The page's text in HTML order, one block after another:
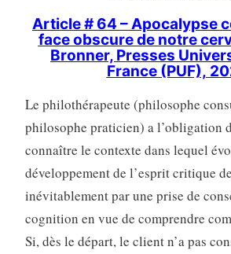
Article # 64 – Apocalypse
face obscure de notre
Bronner, Presses
France (PUF),
Le philothérapeute (philosophe
philosophe praticien) a l’obligation
connaître le contexte dans lequel
développement de l’esprit critique
inévitablement par une prise de
cognition en vue de comprendre
Si, dès le départ, le client n’a pas